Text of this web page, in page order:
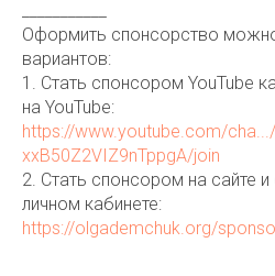
Оформить спонсорство
вариантов:
1. Стать спонсором YouTube
на YouTube:
https://www.youtube.com/cha.../
xxB50Z2VIZ9nTppgA/join
2. Стать спонсором на сайте
личном кабинете:
https://olgademchuk.org/